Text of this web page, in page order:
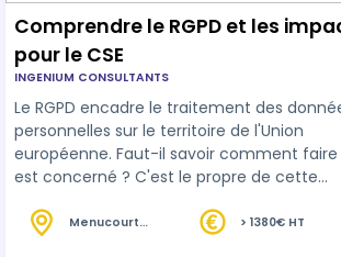
Comprendre le RGPD et les
pour le CSE
INGENIUM CONSULTANTS
Le RGPD encadre le traitement des
personnelles sur le territoire de l'Union
européenne. Faut-il savoir comment
est concerné ? C'est le propre de cette
soucieuse de répondre des obligations
Menucourt
> 1380€ HT